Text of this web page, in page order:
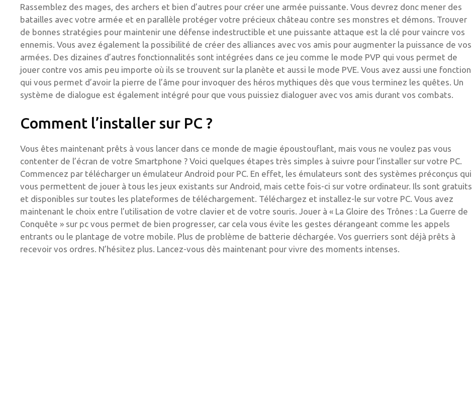
Rassemblez des mages, des archers et bien d’autres pour créer une armée puissante. Vous devrez donc mener des
batailles avec votre armée et en parallèle protéger votre précieux château contre ses monstres et démons. Trouver
de bonnes stratégies pour maintenir une défense indestructible et une puissante attaque est la clé pour vaincre vos
ennemis. Vous avez également la possibilité de créer des alliances avec vos amis pour augmenter la puissance de vos
armées. Des dizaines d’autres fonctionnalités sont intégrées dans ce jeu comme le mode PVP qui vous permet de
jouer contre vos amis peu importe où ils se trouvent sur la planète et aussi le mode PVE. Vous avez aussi une fonction
qui vous permet d’avoir la pierre de l’âme pour invoquer des héros mythiques dès que vous terminez les quêtes. Un
système de dialogue est également intégré pour que vous puissiez dialoguer avec vos amis durant vos combats.
Comment l’installer sur PC ?
Vous êtes maintenant prêts à vous lancer dans ce monde de magie époustouflant, mais vous ne voulez pas vous
contenter de l’écran de votre Smartphone ? Voici quelques étapes très simples à suivre pour l’installer sur votre PC.
Commencez par télécharger un émulateur Android pour PC. En effet, les émulateurs sont des systèmes préconçus qui
vous permettent de jouer à tous les jeux existants sur Android, mais cette fois-ci sur votre ordinateur. Ils sont gratuits
et disponibles sur toutes les plateformes de téléchargement. Téléchargez et installez-le sur votre PC. Vous avez
maintenant le choix entre l’utilisation de votre clavier et de votre souris. Jouer à « La Gloire des Trônes : La Guerre de
Conquête » sur pc vous permet de bien progresser, car cela vous évite les gestes dérangeant comme les appels
entrants ou le plantage de votre mobile. Plus de problème de batterie déchargée. Vos guerriers sont déjà prêts à
recevoir vos ordres. N’hésitez plus. Lancez-vous dès maintenant pour vivre des moments intenses.